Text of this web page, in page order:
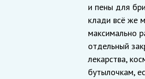
и пены для
клади всё же
максимально
отдельный
лекарства,
бутылочкам,